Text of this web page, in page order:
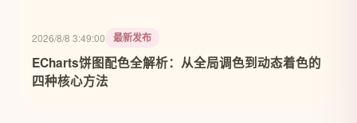
2026/8/8 3:49:00 最新发布
ECharts饼图配色全解析：从全局调色到动态着色的
四种核心方法